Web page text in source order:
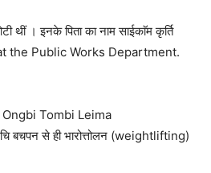
थीं । इनके पिता का नाम साईकाॅम कृर्ति
the Public Works Department.
Ongbi Tombi Leima
बचपन से ही भारोत्तोलन (weightlifting)